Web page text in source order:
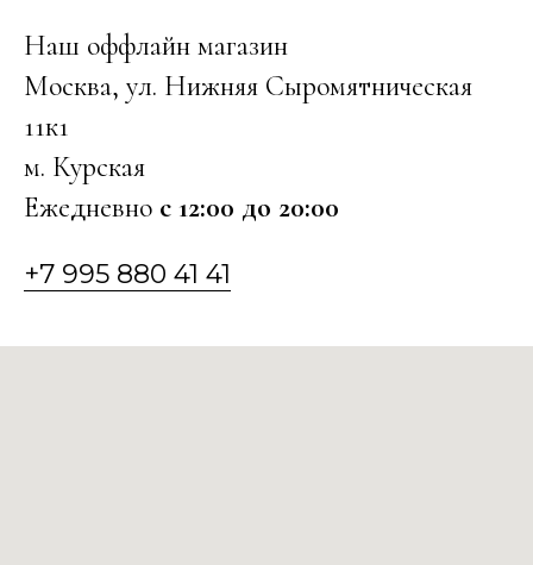
Наш оффлайн магазин
Москва, ул. Нижняя Сыромятническая
11к1
м. Курская
Ежедневно с 12:00 до 20:00
+7 995 880 41 41